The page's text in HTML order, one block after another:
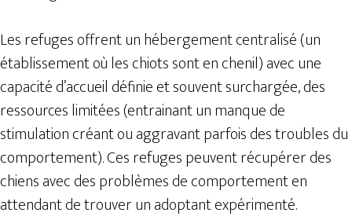
Les refuges offrent un hébergement centralisé (un
établissement où les chiots sont en chenil) avec une
capacité d’accueil définie et souvent surchargée, des
ressources limitées (entrainant un manque de
stimulation créant ou aggravant parfois des troubles du
comportement). Ces refuges peuvent récupérer des
chiens avec des problèmes de comportement en
attendant de trouver un adoptant expérimenté.